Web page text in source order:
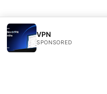
VPN
SPONSORED